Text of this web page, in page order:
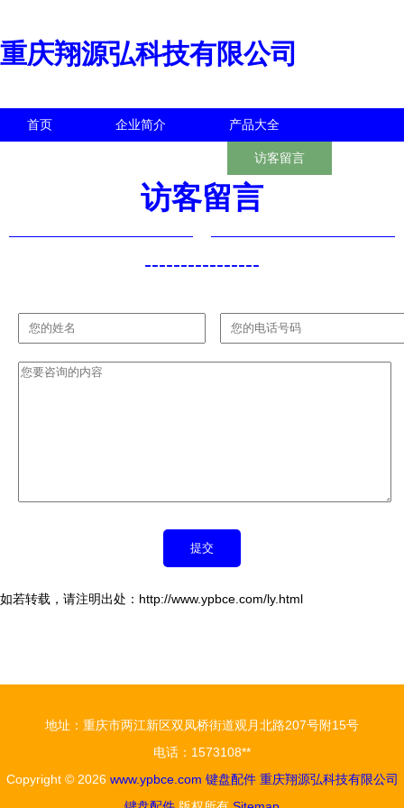
重庆翔源弘科技有限公司
首页 企业简介 产品大全
访客留言
访客留言
----------------
如若转载，请注明出处：http://www.ypbce.com/ly.html
地址：重庆市两江新区双凤桥街道观月北路207号附15号
电话：1573108**
Copyright © 2026 www.ypbce.com 键盘配件 重庆翔源弘科技有限公司